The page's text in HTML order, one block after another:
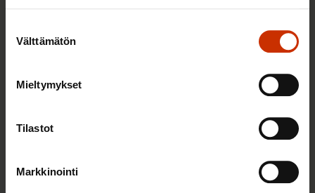
valinta
Välttämätön
Mieltymykset
Tilastot
Markkinointi